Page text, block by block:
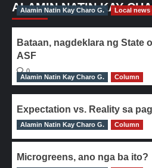
ALAMIN NATIN KAY
Alamin Natin Kay Charo G. Local news
Bataan, nagdeklara ng State
ASF
0
Alamin Natin Kay Charo G.
Column
Expectation vs. Reality sa
0
Alamin Natin Kay Charo G. Column
Microgreens, ano nga ba ito?